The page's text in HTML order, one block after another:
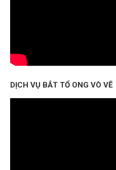
DỊCH VỤ BẮT TỔ ONG VÒ VẼ